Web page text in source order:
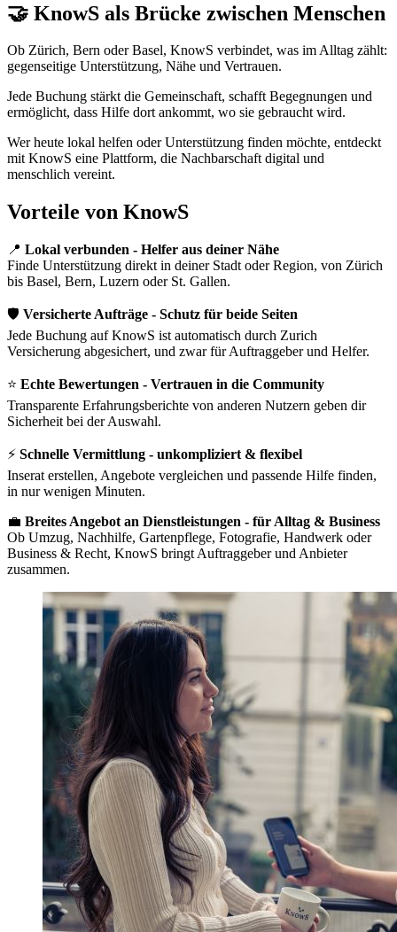
🤝 KnowS als Brücke zwischen Menschen
Ob Zürich, Bern oder Basel, KnowS verbindet, was im Alltag zählt:
gegenseitige Unterstützung, Nähe und Vertrauen.
Jede Buchung stärkt die Gemeinschaft, schafft Begegnungen und
ermöglicht, dass Hilfe dort ankommt, wo sie gebraucht wird.
Wer heute lokal helfen oder Unterstützung finden möchte, entdeckt
mit KnowS eine Plattform, die Nachbarschaft digital und
menschlich vereint.
Vorteile von KnowS
📍 Lokal verbunden - Helfer aus deiner Nähe
Finde Unterstützung direkt in deiner Stadt oder Region, von Zürich
bis Basel, Bern, Luzern oder St. Gallen.
🛡️ Versicherte Aufträge - Schutz für beide Seiten
Jede Buchung auf KnowS ist automatisch durch Zurich
Versicherung abgesichert, und zwar für Auftraggeber und Helfer.
⭐ Echte Bewertungen - Vertrauen in die Community
Transparente Erfahrungsberichte von anderen Nutzern geben dir
Sicherheit bei der Auswahl.
⚡ Schnelle Vermittlung - unkompliziert & flexibel
Inserat erstellen, Angebote vergleichen und passende Hilfe finden,
in nur wenigen Minuten.
💼 Breites Angebot an Dienstleistungen - für Alltag & Business
Ob Umzug, Nachhilfe, Gartenpflege, Fotografie, Handwerk oder
Business & Recht, KnowS bringt Auftraggeber und Anbieter
zusammen.